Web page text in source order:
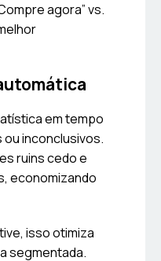
agora” vs.
em tempo
inconclusivos.
ruins cedo e
economizando
isso otimiza
segmentada.